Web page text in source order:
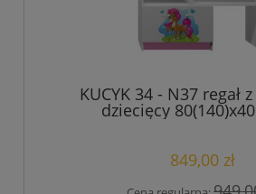
KUCYK 34 - N37 regał
dziecięcy
849,00 zł